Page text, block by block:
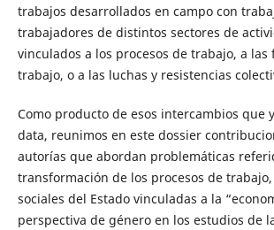
trabajos desarrollados en campo con
trabajadores de distintos sectores de
vinculados a los procesos de trabajo, a las
trabajo, o a las luchas y resistencias
Como producto de esos intercambios que
data, reunimos en este dossier
autorías que abordan problemáticas
transformación de los procesos de
sociales del Estado vinculadas a la
perspectiva de género en los estudios de